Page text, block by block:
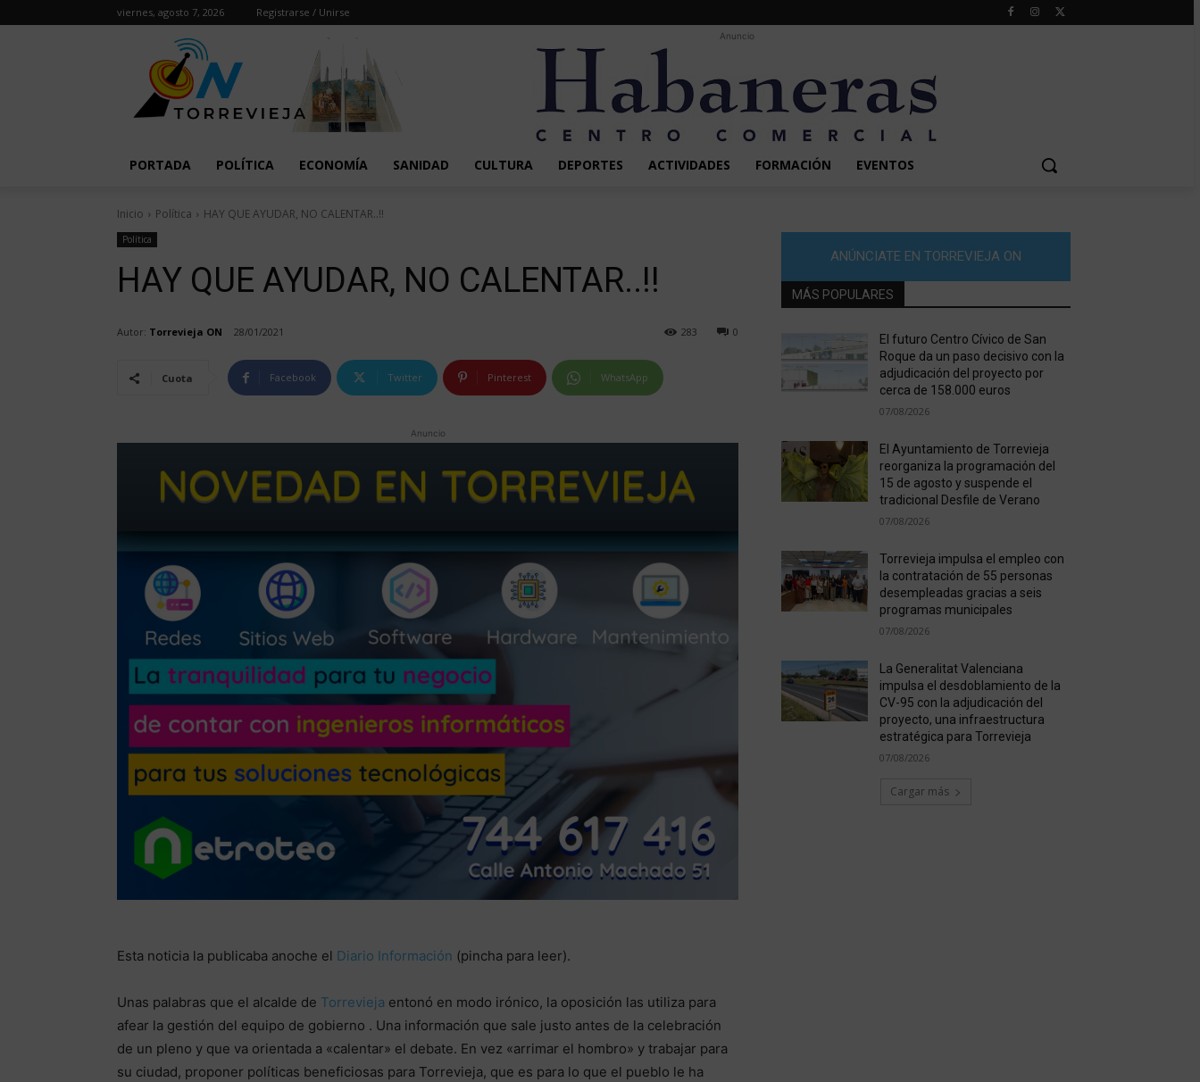
viernes, agosto 7, 2026 Registrarse / Unirse
Anuncio
PORTADA POLÍTICA ECONOMÍA SANIDAD CULTURA DEPORTES ACTIVIDADES FORMACIÓN EVENTOS
Inicio Política HAY QUE AYUDAR, NO CALENTAR..!!
Política
HAY QUE AYUDAR, NO CALENTAR..!!
Autor: Torrevieja ON 28/01/2021 0
283
Cuota Facebook Twitter Pinterest WhatsApp
Anuncio
Esta noticia la publicaba anoche el Diario Información (pincha para leer).
Unas palabras que el alcalde de Torrevieja entonó en modo irónico, la oposición las utiliza para
afear la gestión del equipo de gobierno . Una información que sale justo antes de la celebración
de un pleno y que va orientada a «calentar» el debate. En vez «arrimar el hombro» y trabajar para
su ciudad, proponer políticas beneficiosas para Torrevieja, que es para lo que el pueblo le ha
ANÚNCIATE EN TORREVIEJA ON
MÁS POPULARES
El futuro Centro Cívico de San
Roque da un paso decisivo con la
adjudicación del proyecto por
cerca de 158.000 euros
07/08/2026
El Ayuntamiento de Torrevieja
reorganiza la programación del
15 de agosto y suspende el
tradicional Desfile de Verano
07/08/2026
Torrevieja impulsa el empleo con
la contratación de 55 personas
desempleadas gracias a seis
programas municipales
07/08/2026
La Generalitat Valenciana
impulsa el desdoblamiento de la
CV-95 con la adjudicación del
proyecto, una infraestructura
estratégica para Torrevieja
07/08/2026
Cargar más